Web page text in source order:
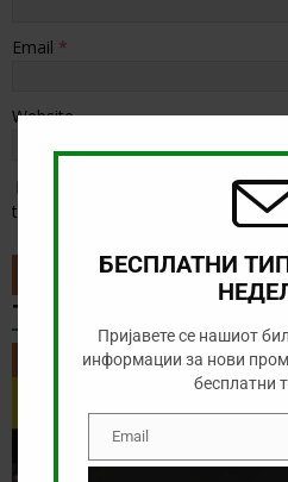
Email *
Website
Save my name, email, and
time I comment.
ТИП НА ДЕНОТ
ТИП НА ДЕНОТ
БЕСПЛАТНИ
Пријавете се нашиот
информации за нови
бесплатни
EmailEmail